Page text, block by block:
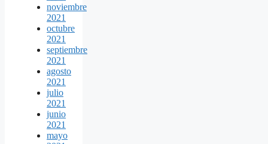
noviembre
2021
octubre
2021
septiembre
2021
agosto
2021
julio
2021
junio
2021
mayo